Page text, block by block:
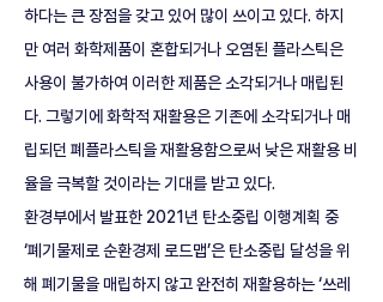
하다는 큰 장점을 갖고 있어 많이 쓰이고 있다. 하지
만 여러 화학제품이 혼합되거나 오염된 플라스틱은
사용이 불가하여 이러한 제품은 소각되거나 매립된
다. 그렇기에 화학적 재활용은 기존에 소각되거나 매
립되던 폐플라스틱을 재활용함으로써 낮은 재활용 비
율을 극복할 것이라는 기대를 받고 있다.
환경부에서 발표한 2021년 탄소중립 이행계획 중
‘폐기물제로 순환경제 로드맵’은 탄소중립 달성을 위
해 폐기물을 매립하지 않고 완전히 재활용하는 ‘쓰레